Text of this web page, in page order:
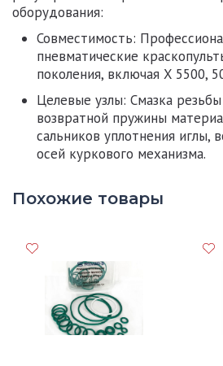
оборудования:
Совместимость:
пневматические
поколения, включая X 5500,
Целевые узлы: Смазка
возвратной пружины
сальников уплотнения иглы,
осей куркового механизма.
Похожие товары